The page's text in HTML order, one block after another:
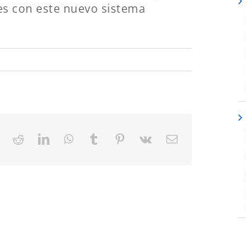
con este nuevo sistema
RedditLinkedInWhatsApp
Tumblr Pinterest
Vk
Correo